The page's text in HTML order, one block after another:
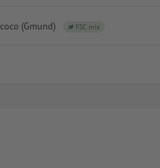
(Gmund) FSC mix